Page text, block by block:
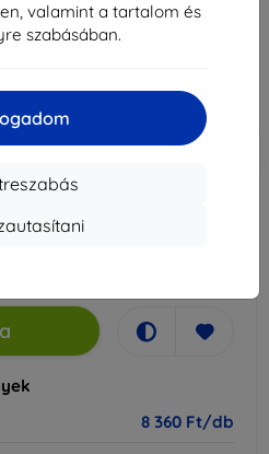
valamint a tartalom és
szabásában.
EXTRA10 Kosárba
8 360 Ft/db